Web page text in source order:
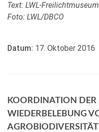
Datum: 17. Oktober 2016
KOORDINATION
WIEDERBELEBUNG
Text: LWL-
Foto: LWL/DBCO